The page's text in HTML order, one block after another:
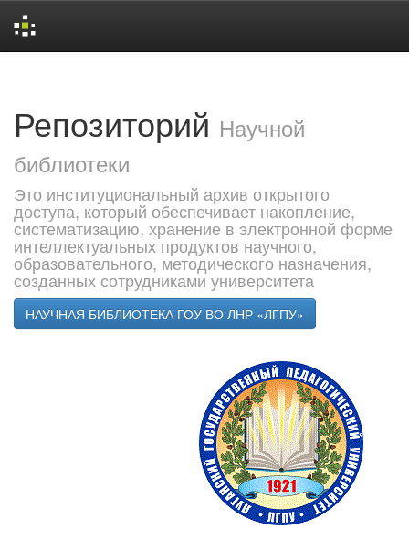
Репозиторий Научной
библиотеки
Это институциональный архив открытого
доступа, который обеспечивает накопление,
систематизацию, хранение в электронной форме
интеллектуальных продуктов научного,
образовательного, методического назначения,
созданных сотрудниками университета
НАУЧНАЯ БИБЛИОТЕКА ГОУ ВО ЛНР «ЛГПУ»